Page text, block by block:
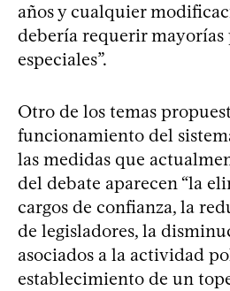
años y cualquier
debería requerir
especiales”.
Otro de los temas
funcionamiento del
las medidas que
del debate aparecen “la
cargos de confianza, la
de legisladores, la
asociados a la actividad
establecimiento de un